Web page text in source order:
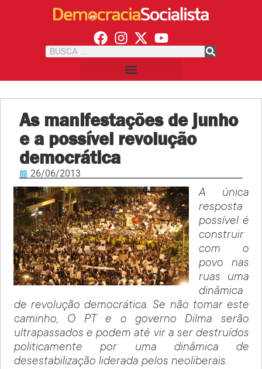
As manifestações de junho
e a possível revolução
democrática
26/06/2013
A única
resposta
possível é
construir
com o
povo nas
ruas uma
dinâmica
de revolução democrática. Se não tomar este
caminho, O PT e o governo Dilma serão
ultrapassados e podem até vir a ser destruídos
politicamente por uma dinâmica de
desestabilização liderada pelos neoliberais.